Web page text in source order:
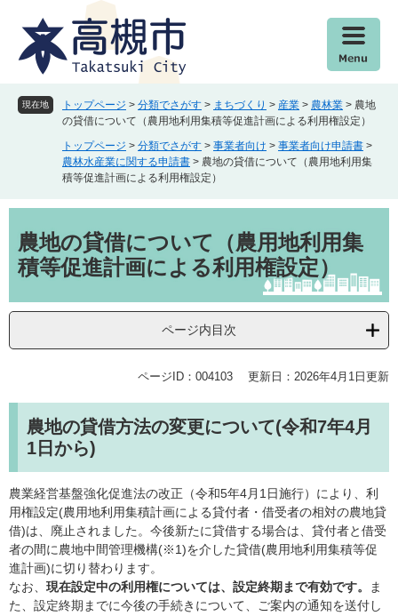
現在地 トップページ > 分類でさがす > まちづくり > 産業 > 農林業 > 農地
の貸借について（農用地利用集積等促進計画による利用権設定）
トップページ > 分類でさがす > 事業者向け > 事業者向け申請書 >
農林水産業に関する申請書 > 農地の貸借について（農用地利用集
積等促進計画による利用権設定）
文農地の貸借について（農用地利用集
積等促進計画による利用権設定）
ページ内目次
ページID：004103 更新日：2026年4月1日更新
農地の貸借方法の変更について(令和7年4月
1日から)
農業経営基盤強化促進法の改正（令和5年4月1日施行）により、利
用権設定(農用地利用集積計画による貸付者・借受者の相対の農地貸
借)は、廃止されました。今後新たに貸借する場合は、貸付者と借受
者の間に農地中間管理機構(※1)を介した貸借(農用地利用集積等促
進計画)に切り替わります。
なお、 現在設定中の利用権については、設定終期まで有効です。
ま
た、設定終期までに今後の手続きについて、ご案内の通知を送付し